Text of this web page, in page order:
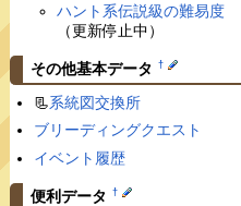
ハント系伝説級の難易度
（更新停止中）
その他基本データ †
📃系統図交換所
ブリーディングクエスト
イベント履歴
便利データ †